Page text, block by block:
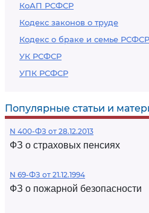
КоАП РСФСР
Кодекс законов о труде
Кодекс о браке и семье РСФСР
УК РСФСР
УПК РСФСР
Популярные статьи и
N 400-ФЗ от 28.12.2013
ФЗ о страховых пенсиях
N 69-ФЗ от 21.12.1994
ФЗ о пожарной безопасности